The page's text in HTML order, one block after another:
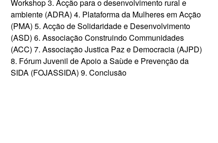
Workshop 3. Acção para o desenvolvimento rural e
ambiente (ADRA) 4. Plataforma da Mulheres em Acção
(PMA) 5. Acção de Solidaridade e Desenvolvimento
(ASD) 6. Associação Construindo Communidades
(ACC) 7. Associação Justica Paz e Democracia (AJPD)
8. Fórum Juvenil de Apoio a Saùde e Prevenção da
SIDA (FOJASSIDA) 9. Conclusão